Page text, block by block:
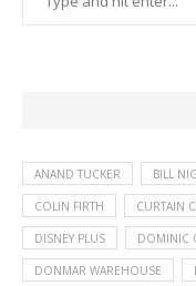
ANAND TUCKER BILL
COLIN FIRTH CURTAIN
DISNEY PLUS DOMINIC
DONMAR WAREHOUSE